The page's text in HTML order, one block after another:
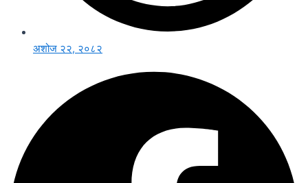
अशोज २२, २०८२